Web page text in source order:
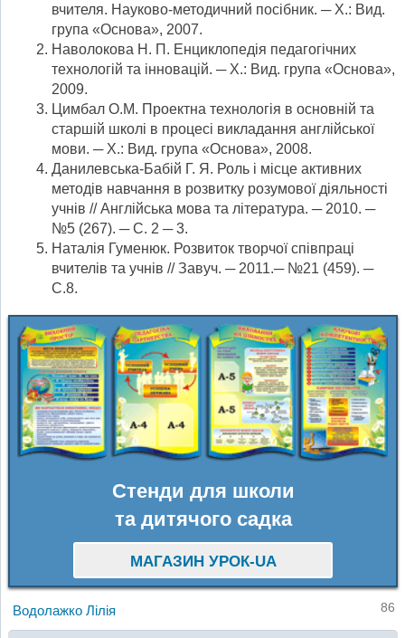
вчителя. Науково-методичний посібник. ─ Х.: Вид.
група «Основа», 2007.
Наволокова Н. П. Енциклопедія педагогічних
технологій та інновацій. ─ Х.: Вид. група «Основа»,
2009.
Цимбал О.М. Проектна технологія в основній та
старшій школі в процесі викладання англійської
мови. ─ Х.: Вид. група «Основа», 2008.
Данилевська-Бабій Г. Я. Роль і місце активних
методів навчання в розвитку розумової діяльності
учнів // Англійська мова та література. ─ 2010. ─
№5 (267). ─ С. 2 ─ 3.
Наталія Гуменюк. Розвиток творчої співпраці
вчителів та учнів // Завуч. ─ 2011.─ №21 (459). ─
С.8.
Стенди для школи
та дитячого садка
МАГАЗИН УРОК-UA
Водолажко Лілія 86